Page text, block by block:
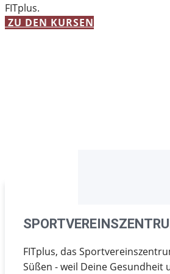
FITplus.
ZU DEN KURSEN
FITplus, das
Süßen - weil Deine Gesundheit